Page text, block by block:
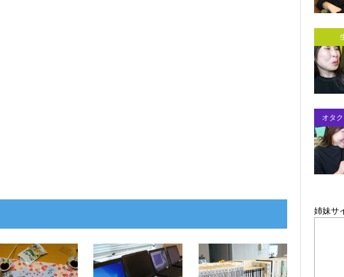
オタ
姉妹サ